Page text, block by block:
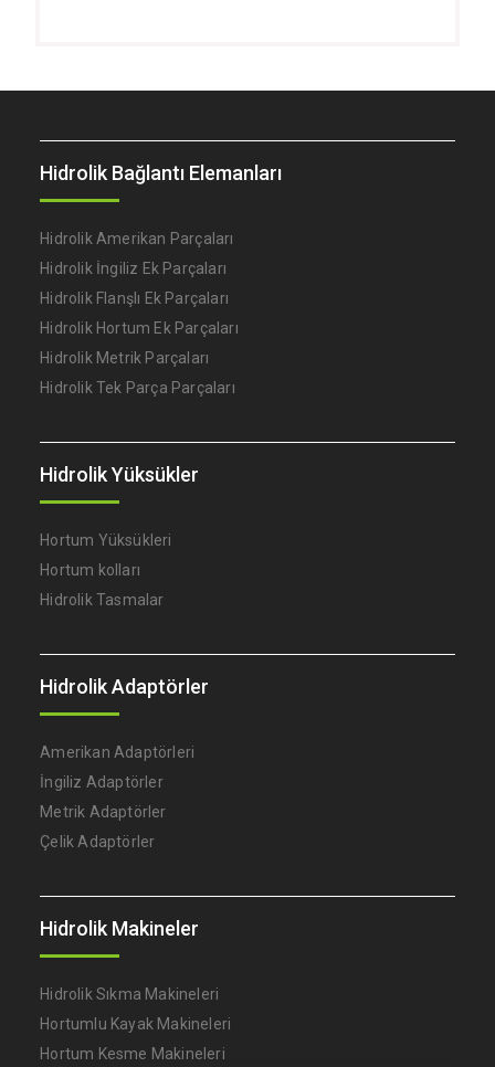
Hidrolik Bağlantı Elemanları
Hidrolik Amerikan Parçaları
Hidrolik İngiliz Ek Parçaları
Hidrolik Flanşlı Ek Parçaları
Hidrolik Hortum Ek Parçaları
Hidrolik Metrik Parçaları
Hidrolik Tek Parça Parçaları
Hidrolik Yüksükler
Hortum Yüksükleri
Hortum kolları
Hidrolik Tasmalar
Hidrolik Adaptörler
Amerikan Adaptörleri
İngiliz Adaptörler
Metrik Adaptörler
Çelik Adaptörler
Hidrolik Makineler
Hidrolik Sıkma Makineleri
Hortumlu Kayak Makineleri
Hortum Kesme Makineleri